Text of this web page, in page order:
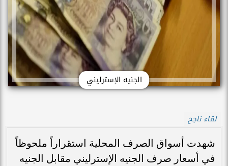
الجنيه الإسترليني
لقاء ناجح
شهدت أسواق الصرف المحلية استقراراً ملحوظاً
في أسعار صرف الجنيه الإسترليني مقابل الجنيه